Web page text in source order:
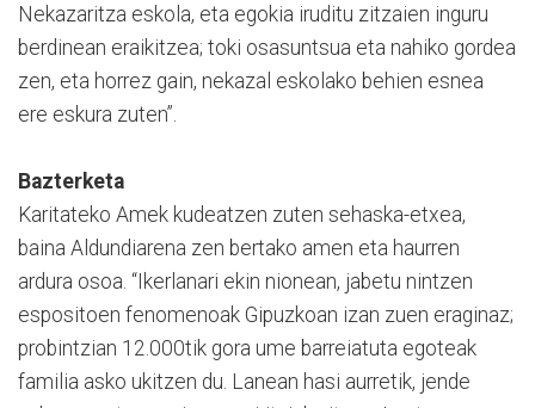
Nekazaritza eskola, eta egokia iruditu zitzaien inguru
berdinean eraikitzea; toki osasuntsua eta nahiko gordea
zen, eta horrez gain, nekazal eskolako behien esnea
ere eskura zuten”.
Bazterketa
Karitateko Amek kudeatzen zuten sehaska-etxea,
baina Aldundiarena zen bertako amen eta haurren
ardura osoa. “Ikerlanari ekin nionean, jabetu nintzen
espositoen fenomenoak Gipuzkoan izan zuen eraginaz;
probintzian 12.000tik gora ume barreiatuta egoteak
familia asko ukitzen du. Lanean hasi aurretik, jende